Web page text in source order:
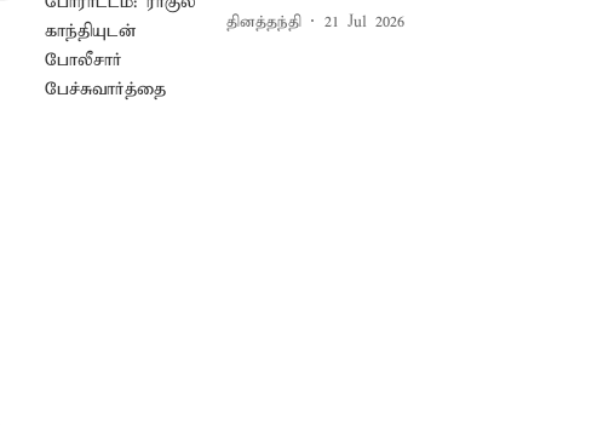
தினத்தந்தி 21 Jul 2026